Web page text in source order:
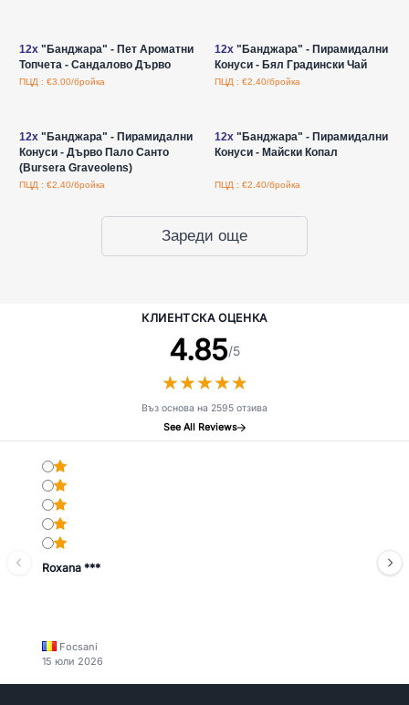
12x"Банджара" - Пет Ароматни
Топчета - Сандалово Дърво
ПЦД : €3.00/бройка
12x"Банджара" - Пирамидални
Конуси - Бял Градински Чай
ПЦД : €2.40/бройка
12x"Банджара" - Пирамидални
Конуси - Дърво Пало Санто
(Bursera Graveolens)
ПЦД : €2.40/бройка
12x"Банджара" - Пирамидални
Конуси - Майски Копал
ПЦД : €2.40/бройка
Зареди още
КЛИЕНТСКА ОЦЕНКА
4.85/5
★★★★★
★★★★★
Въз основа на 2595 отзива
See All Reviews
Roxana ***
Focsani
15 юли 2026